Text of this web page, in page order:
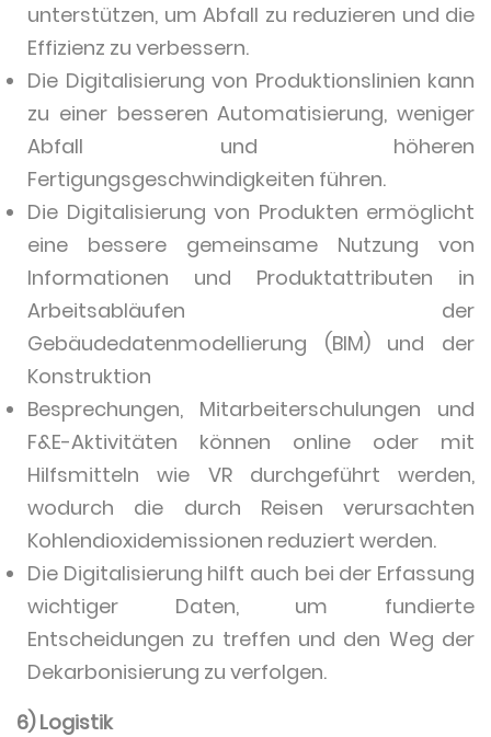
unterstützen, um Abfall zu reduzieren und die
Effizienz zu verbessern.
Die Digitalisierung von Produktionslinien kann
zu einer besseren Automatisierung, weniger
Abfall und höheren
Fertigungsgeschwindigkeiten führen.
Die Digitalisierung von Produkten ermöglicht
eine bessere gemeinsame Nutzung von
Informationen und Produktattributen in
Arbeitsabläufen der
Gebäudedatenmodellierung (BIM) und der
Konstruktion
Besprechungen, Mitarbeiterschulungen und
F&E-Aktivitäten können online oder mit
Hilfsmitteln wie VR durchgeführt werden,
wodurch die durch Reisen verursachten
Kohlendioxidemissionen reduziert werden.
Die Digitalisierung hilft auch bei der Erfassung
wichtiger Daten, um fundierte
Entscheidungen zu treffen und den Weg der
Dekarbonisierung zu verfolgen.
6) Logistik